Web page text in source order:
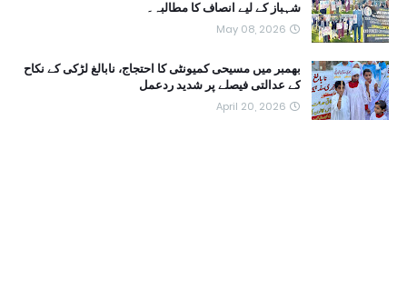
شہباز کے لیے انصاف کا مطالبہ۔
May 08, 2026
بھمبر میں مسیحی کمیونٹی کا احتجاج، نابالغ لڑکی کے نکاح
کے عدالتی فیصلے پر شدید ردعمل
April 20, 2026